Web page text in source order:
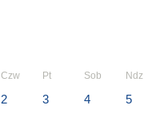
Czw Pt Sob Ndz
2 3 4 5